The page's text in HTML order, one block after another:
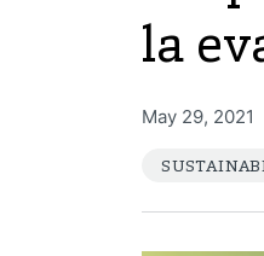
la
May 29, 2021